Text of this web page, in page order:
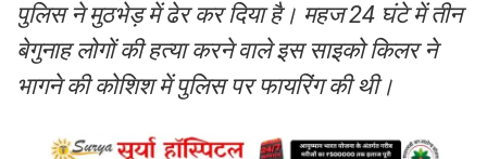
पुलिस ने मुठभेड़ में ढेर कर दिया है। महज 24 घंटे में तीन
बेगुनाह लोगों की हत्या करने वाले इस साइको किलर ने
भागने की कोशिश में पुलिस पर फायरिंग की थी।